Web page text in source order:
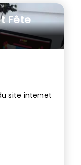
Fête
site internet